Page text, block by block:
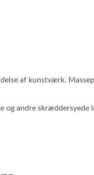
af kunstværk.
andre skræddersyede